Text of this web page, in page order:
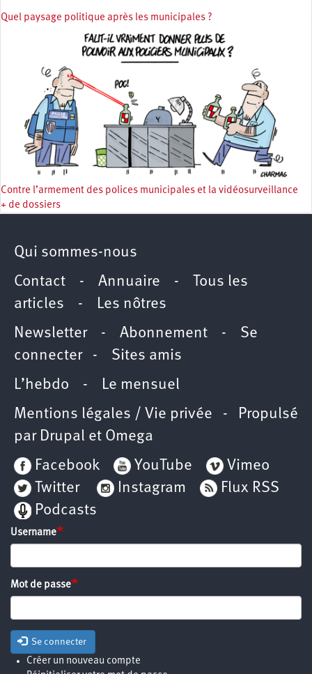
Quel paysage politique après les municipales ?
Contre l’armement des polices municipales et la vidéosurveillance
+ de dossiers
Qui sommes-nous
Contact - Annuaire -
Tous les
articles - Les nôtres
Newsletter- Abonnement - Se
connecter- Sites amis
L’hebdo - Le mensuel
Mentions légales / Vie privée - Propulsé
par Drupal et Omega
Facebook
YouTube
Vimeo
Twitter
Instagram
Flux RSS
Podcasts
Username
Mot de passe
Se connecter
Créer un nouveau compte